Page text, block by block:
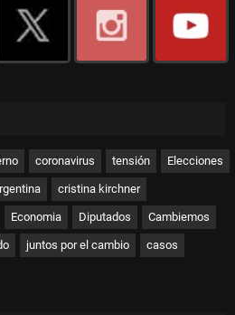
coronavirus tensión Elecciones
cristina kirchner
Economia Diputados Cambiemos
juntos por el cambio casos